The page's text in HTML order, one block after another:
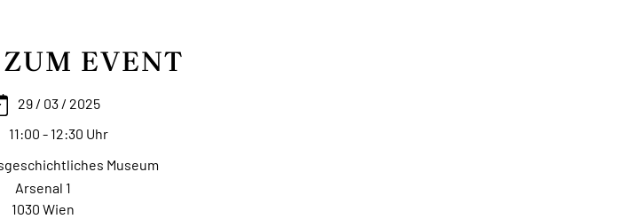
ZUM EVENT
29 / 03 / 2025
11:00 - 12:30 Uhr
Museum
Arsenal 1
1030 Wien